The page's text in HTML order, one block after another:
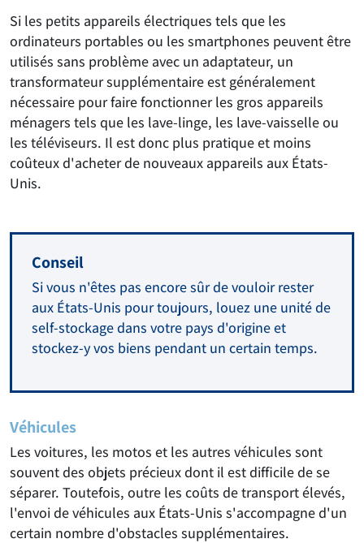
Si les petits appareils électriques tels que les
ordinateurs portables ou les smartphones peuvent être
utilisés sans problème avec un adaptateur, un
transformateur supplémentaire est généralement
nécessaire pour faire fonctionner les gros appareils
ménagers tels que les lave-linge, les lave-vaisselle ou
les téléviseurs. Il est donc plus pratique et moins
coûteux d'acheter de nouveaux appareils aux États-
Unis.
Conseil
Si vous n'êtes pas encore sûr de vouloir rester
aux États-Unis pour toujours, louez une unité de
self-stockage dans votre pays d'origine et
stockez-y vos biens pendant un certain temps.
Véhicules
Les voitures, les motos et les autres véhicules sont
souvent des objets précieux dont il est difficile de se
séparer. Toutefois, outre les coûts de transport élevés,
l'envoi de véhicules aux États-Unis s'accompagne d'un
certain nombre d'obstacles supplémentaires.